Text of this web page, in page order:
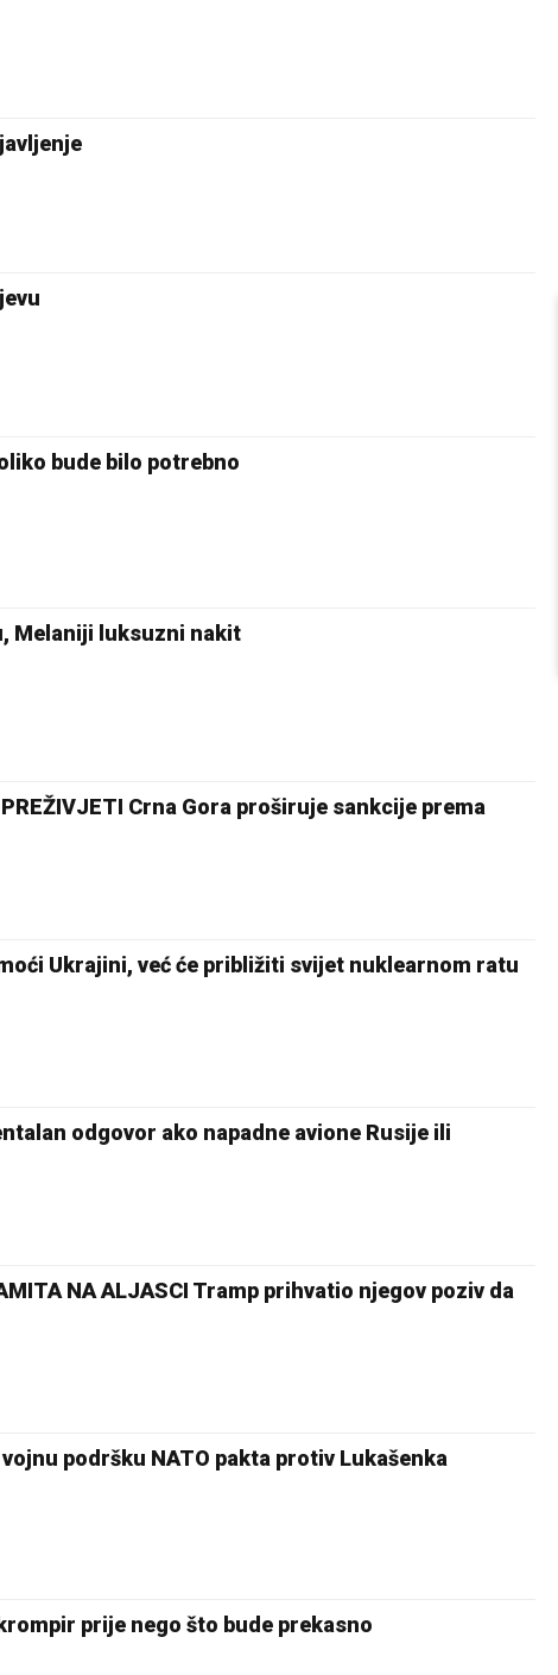
bude bilo potrebno
Melaniji luksuzni nakit
PREŽIVJETI Crna Gora proširuje sankcije prema
Ukrajini, već će približiti svijet nuklearnom ratu
odgovor ako napadne avione Rusije ili
NA ALJASCI Tramp prihvatio njegov poziv da
podršku NATO pakta protiv Lukašenka
prije nego što bude prekasno